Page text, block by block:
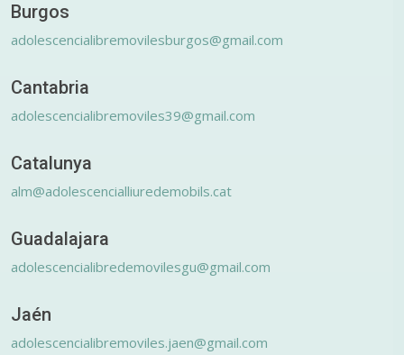
Burgos
adolescencialibremovilesburgos@gmail.com
Cantabria
adolescencialibremoviles39@gmail.com
Catalunya
alm@adolescencialliuredemobils.cat
Guadalajara
adolescencialibredemovilesgu@gmail.com
Jaén
adolescencialibremoviles.jaen@gmail.com